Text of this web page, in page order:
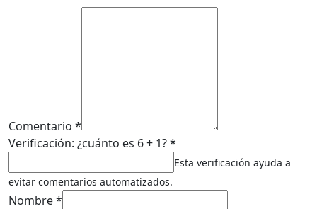
Comentario *
Verificación: ¿cuánto es 6 + 1? *
Esta verificación ayuda a
evitar comentarios automatizados.
Nombre *